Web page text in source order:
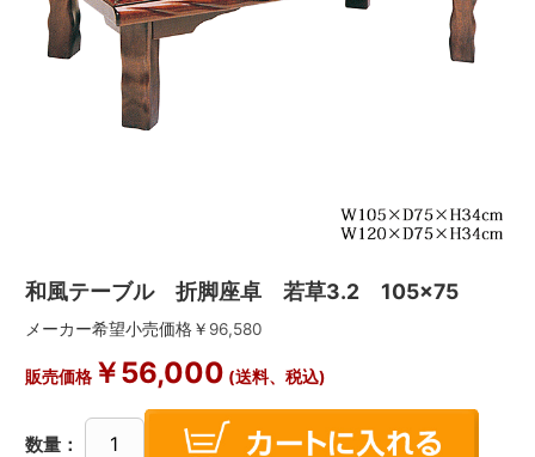
和風テーブル 折脚座卓 若草3.2 105×75
メーカー希望小売価格￥ 96,580
販売価格￥56,000 (送料、税込)
数量：